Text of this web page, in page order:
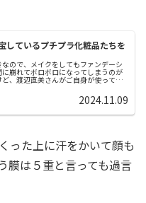
しているプチプラ化粧品たちを
ので、メイクをしてもファンデーシ
に崩れてボロボロになってしまうのが
、渡辺直美さんがご自身が使ってい
2024.11.09
った上に汗をかいて顔も
膜は５重と言っても過言